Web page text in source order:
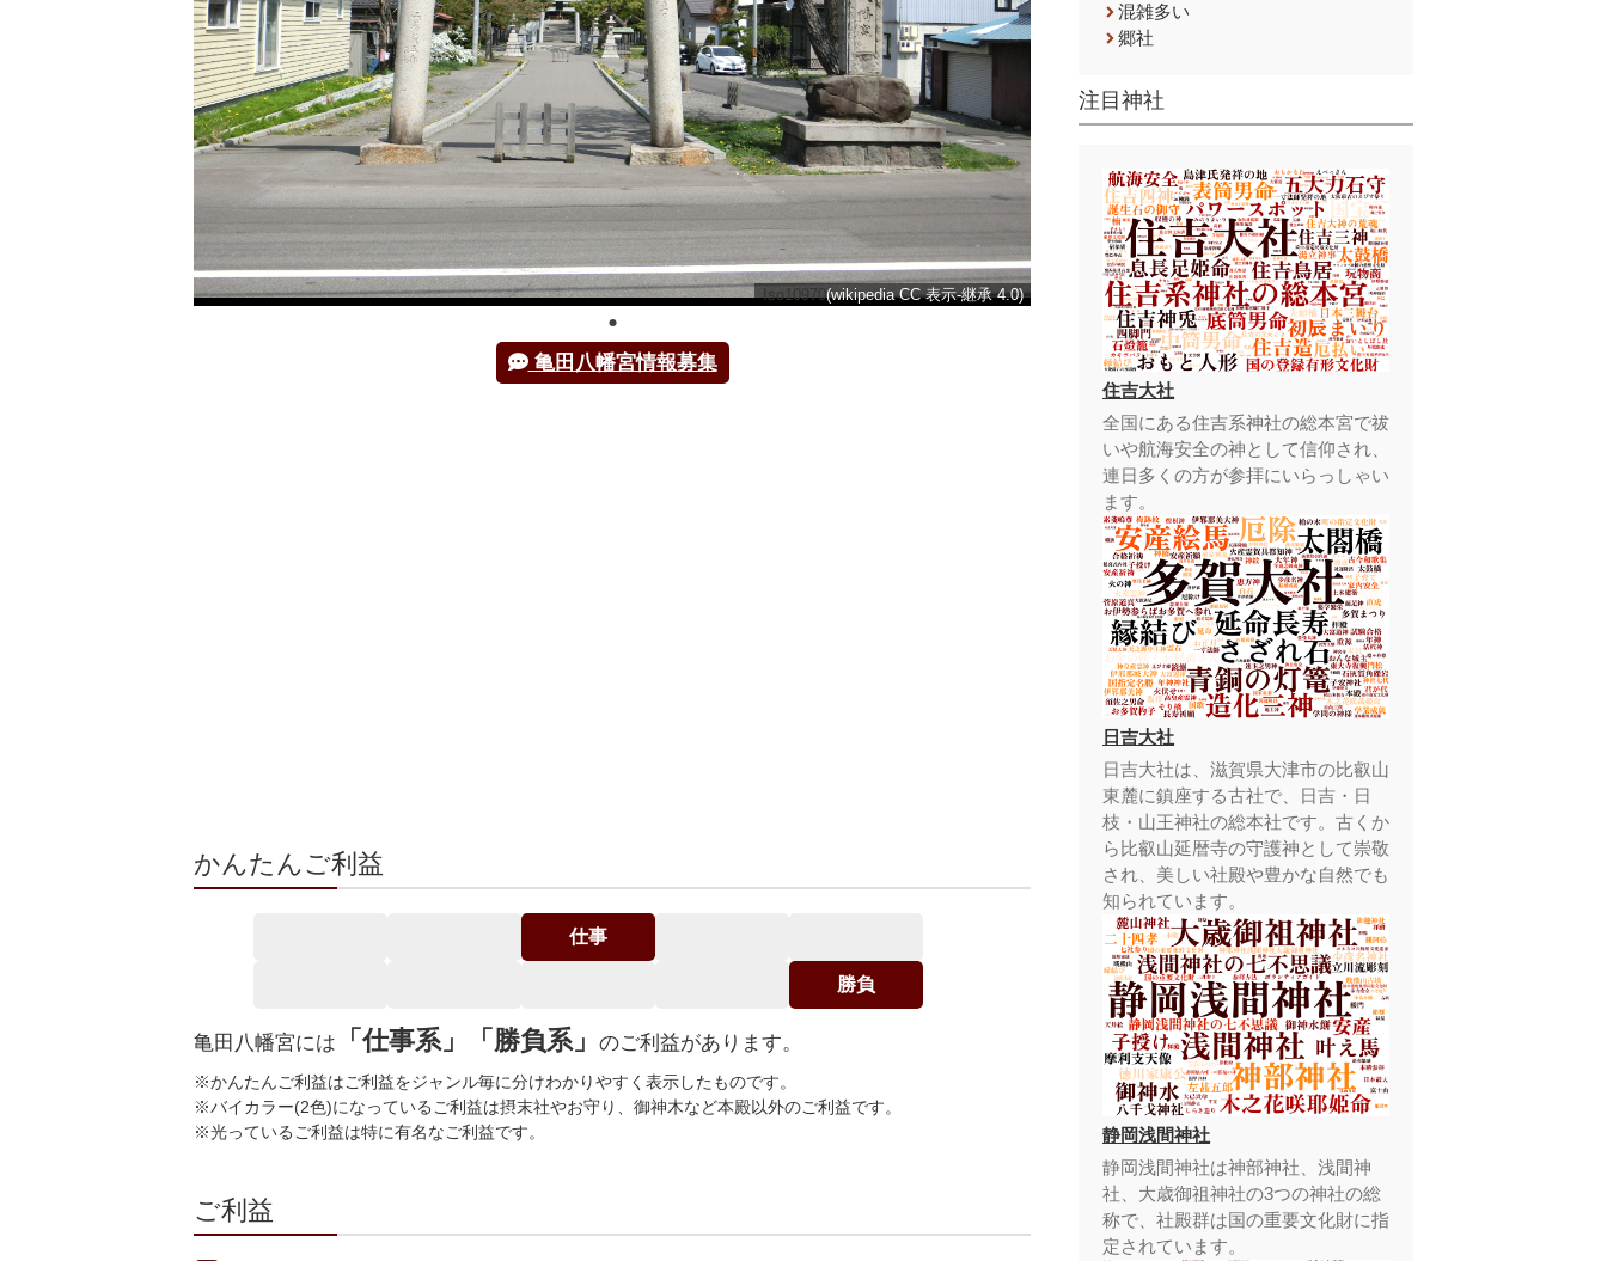
Iso10970(wikipedia CC 表示-継承 4.0)
亀田八幡宮情報募集
かんたんご利益
仕事
勝負
亀田八幡宮には 「仕事系」「勝負系」 のご利益があります。
※かんたんご利益はご利益をジャンル毎に分けわかりやすく表示したものです。
※バイカラー(2色)になっているご利益は摂末社やお守り、御神木など本殿以外のご利益です。
※光っているご利益は特に有名なご利益です。
ご利益
混雑多い
郷社
注目神社
住吉大社
全国にある住吉系神社の総本宮で祓
いや航海安全の神として信仰され、
連日多くの方が参拝にいらっしゃい
ます。
日吉大社
日吉大社は、滋賀県大津市の比叡山
東麓に鎮座する古社で、日吉・日
枝・山王神社の総本社です。古くか
ら比叡山延暦寺の守護神として崇敬
され、美しい社殿や豊かな自然でも
知られています。
静岡浅間神社
静岡浅間神社は神部神社、浅間神
社、大歳御祖神社の3つの神社の総
称で、社殿群は国の重要文化財に指
定されています。